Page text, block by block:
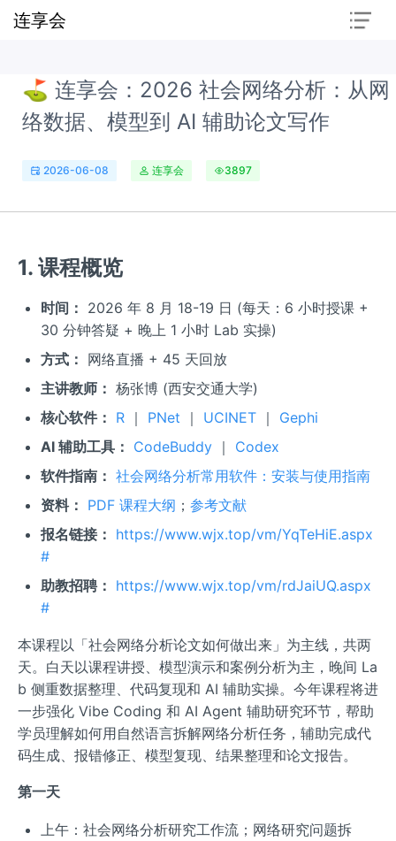
连享会
⛳ 连享会：2026 社会网络分析：从网
络数据、模型到 AI 辅助论文写作
2026-06-08 连享会 3897
1. 课程概览
时间： 2026 年 8 月 18-19 日 (每天：6 小时授课 +
30 分钟答疑 + 晚上 1 小时 Lab 实操)
方式： 网络直播 + 45 天回放
主讲教师： 杨张博 (西安交通大学)
核心软件： R｜ PNet ｜ UCINET｜ Gephi
AI 辅助工具： CodeBuddy｜ Codex
软件指南： 社会网络分析常用软件：安装与使用指南
资料： PDF 课程大纲 ； 参考文献
报名链接： https://www.wjx.top/vm/YqTeHiE.aspx
#
助教招聘： https://www.wjx.top/vm/rdJaiUQ.aspx
#
本课程以「社会网络分析论文如何做出来」为主线，共两
天。白天以课程讲授、模型演示和案例分析为主，晚间 La
b 侧重数据整理、代码复现和 AI 辅助实操。今年课程将进
一步强化 Vibe Coding 和 AI Agent 辅助研究环节，帮助
学员理解如何用自然语言拆解网络分析任务，辅助完成代
码生成、报错修正、模型复现、结果整理和论文报告。
第一天
上午：社会网络分析研究工作流；网络研究问题拆